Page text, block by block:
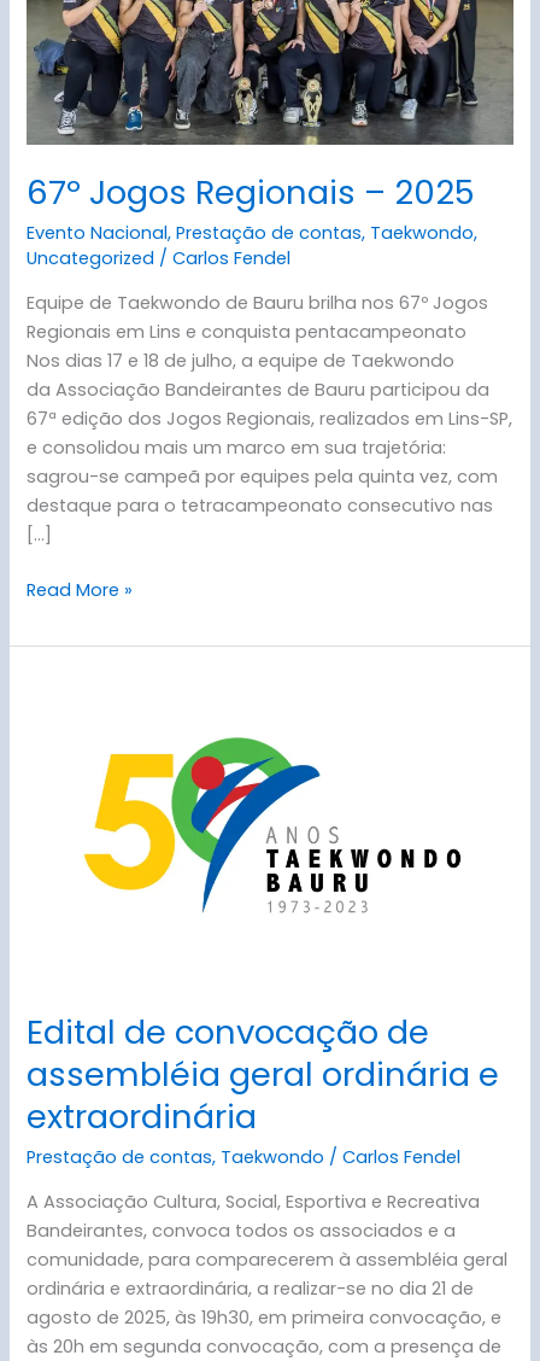
67º Jogos Regionais – 2025
Evento Nacional,Prestação de contas, Taekwondo,
Uncategorized /Carlos Fendel
Equipe de Taekwondo de Bauru brilha nos 67º Jogos
Regionais em Lins e conquista pentacampeonato
Nos dias 17 e 18 de julho, a equipe de Taekwondo
da Associação Bandeirantes de Bauru participou da
67ª edição dos Jogos Regionais, realizados em Lins-SP,
e consolidou mais um marco em sua trajetória:
sagrou-se campeã por equipes pela quinta vez, com
destaque para o tetracampeonato consecutivo nas
[…]
Read More »
Edital de convocação de
assembléia geral ordinária e
extraordinária
Prestação de contas, Taekwondo /Carlos Fendel
A Associação Cultura, Social, Esportiva e Recreativa
Bandeirantes, convoca todos os associados e a
comunidade, para comparecerem à assembléia geral
ordinária e extraordinária, a realizar-se no dia 21 de
agosto de 2025, às 19h30, em primeira convocação, e
às 20h em segunda convocação, com a presença de
assembléia
ordinária